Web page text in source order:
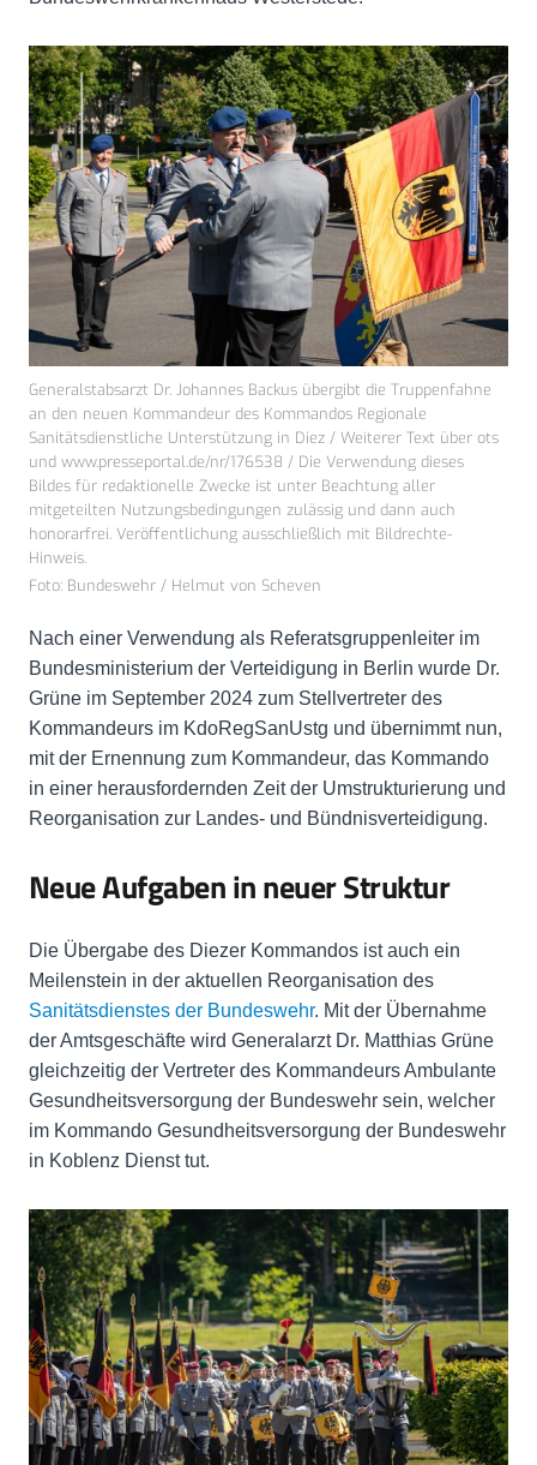
Generalstabsarzt Dr. Johannes Backus übergibt die Truppenfahne
an den neuen Kommandeur des Kommandos Regionale
Sanitätsdienstliche Unterstützung in Diez / Weiterer Text über ots
und www.presseportal.de/nr/176538 / Die Verwendung dieses
Bildes für redaktionelle Zwecke ist unter Beachtung aller
mitgeteilten Nutzungsbedingungen zulässig und dann auch
honorarfrei. Veröffentlichung ausschließlich mit Bildrechte-
Hinweis.
Foto: Bundeswehr / Helmut von Scheven
Nach einer Verwendung als Referatsgruppenleiter im
Bundesministerium der Verteidigung in Berlin wurde Dr.
Grüne im September 2024 zum Stellvertreter des
Kommandeurs im KdoRegSanUstg und übernimmt nun,
mit der Ernennung zum Kommandeur, das Kommando
in einer herausfordernden Zeit der Umstrukturierung und
Reorganisation zur Landes- und Bündnisverteidigung.
Neue Aufgaben in neuer Struktur
Die Übergabe des Diezer Kommandos ist auch ein
Meilenstein in der aktuellen Reorganisation des
Sanitätsdienstes der Bundeswehr. Mit der Übernahme
der Amtsgeschäfte wird Generalarzt Dr. Matthias Grüne
gleichzeitig der Vertreter des Kommandeurs Ambulante
Gesundheitsversorgung der Bundeswehr sein, welcher
im Kommando Gesundheitsversorgung der Bundeswehr
in Koblenz Dienst tut.